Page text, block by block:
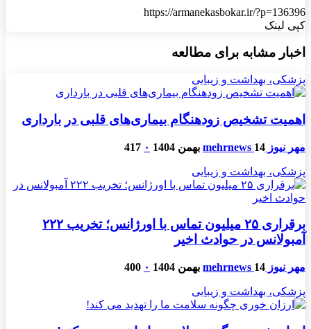
https://armanekasbokar.ir/?p=136396
کپی لینک
اخبار مشابه برای مطالعه
پزشکی، بهداشت و زیبایی
اهمیت تشخیص زودهنگام بیماری‌های قلبی در بارداری
مهر نیوز mehrnews 14 بهمن 1404 ۰ 417
پزشکی، بهداشت و زیبایی
برقراری ۲۵ میلیون تماس با اورژانس؛ تخریب ۲۲۲
آمبولانس در حوادث اخیر
مهر نیوز mehrnews 14 بهمن 1404 ۰ 400
پزشکی، بهداشت و زیبایی